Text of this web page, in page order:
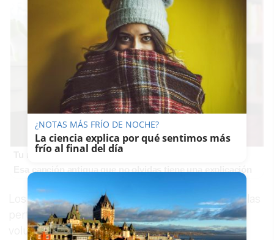
Tu memoria y la música
Los padres de ambas menores han presentado las
pertinentes denuncias por ladesaparición
voluntaria de estas dos jóvenes.
¿NOTAS MÁS FRÍO DE NOCHE?
La ciencia explica por qué sentimos más
frío al final del día